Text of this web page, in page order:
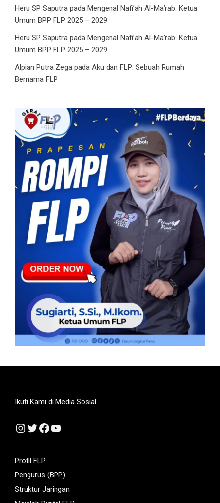
Heru SP Saputra pada Mengenal Nafi’ah Al-Ma’rab: Ketua
Umum BPP FLP 2025 – 2029
Heru SP Saputra pada Mengenal Nafi’ah Al-Ma’rab: Ketua
Umum BPP FLP 2025 – 2029
Alpian Putra Zega pada Aku dan FLP: Sebuah Rumah
Bernama FLP
Ikuti Kami di Media Sosial
Instagram
Twitter
Facebook
YouTube
Profil FLP
Pengurus (BPP)
Struktur Jaringan